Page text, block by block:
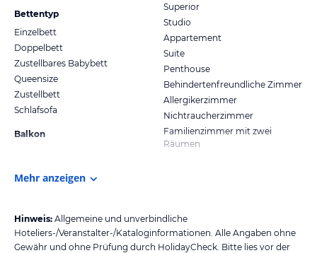
Bettentyp
Einzelbett
Doppelbett
Zustellbares Babybett
Queensize
Zustellbett
Schlafsofa
Balkon
Superior
Studio
Appartement
Suite
Penthouse
Behindertenfreundliche Zimmer
Allergikerzimmer
Nichtraucherzimmer
Familienzimmer mit zwei
Räumen
Mehr anzeigen
Hinweis: Allgemeine und unverbindliche
Hoteliers-/Veranstalter-/Kataloginformationen. Alle Angaben ohne
Gewähr und ohne Prüfung durch HolidayCheck. Bitte lies vor der